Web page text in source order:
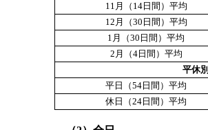
11月（14日間）平均
12月（30日間）平均
1月（30日間）平均
2月（4日間）平均
平休別
平日（54日間）平均
休日（24日間）平均